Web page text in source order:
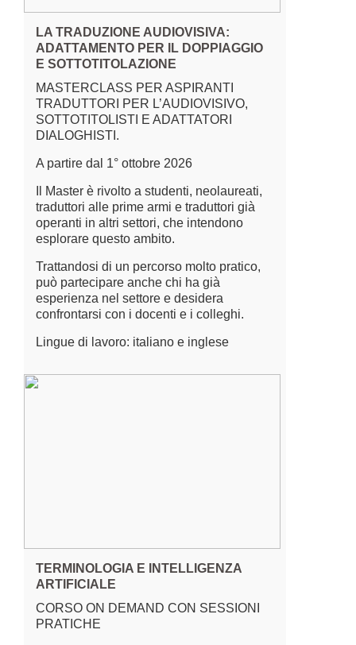
LA TRADUZIONE AUDIOVISIVA:
ADATTAMENTO PER IL DOPPIAGGIO
E SOTTOTITOLAZIONE
MASTERCLASS PER ASPIRANTI
TRADUTTORI PER L’AUDIOVISIVO,
SOTTOTITOLISTI E ADATTATORI
DIALOGHISTI.
A partire dal 1° ottobre 2026
Il Master è rivolto a studenti, neolaureati,
traduttori alle prime armi e traduttori già
operanti in altri settori, che intendono
esplorare questo ambito.
Trattandosi di un percorso molto pratico,
può partecipare anche chi ha già
esperienza nel settore e desidera
confrontarsi con i docenti e i colleghi.
Lingue di lavoro: italiano e inglese
TERMINOLOGIA E INTELLIGENZA
ARTIFICIALE
CORSO ON DEMAND CON SESSIONI
PRATICHE